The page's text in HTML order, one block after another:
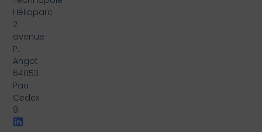
Hélioparc
2
avenue
P.
Angot
64053
Pau
Cedex
9